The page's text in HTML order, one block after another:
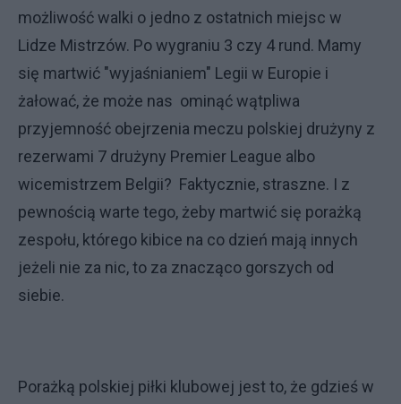
możliwość walki o jedno z ostatnich miejsc w
Lidze Mistrzów. Po wygraniu 3 czy 4 rund. Mamy
się martwić "wyjaśnianiem" Legii w Europie i
żałować, że może nas ominąć wątpliwa
przyjemność obejrzenia meczu polskiej drużyny z
rezerwami 7 drużyny Premier League albo
wicemistrzem Belgii? Faktycznie, straszne. I z
pewnością warte tego, żeby martwić się porażką
zespołu, którego kibice na co dzień mają innych
jeżeli nie za nic, to za znacząco gorszych od
siebie.
Porażką polskiej piłki klubowej jest to, że gdzieś w